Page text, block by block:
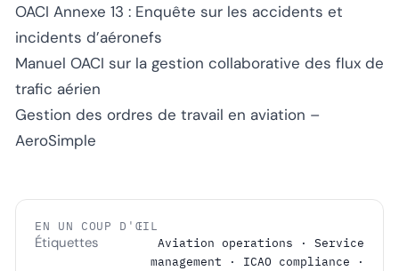
OACI Annexe 13 : Enquête sur les accidents et
incidents d’aéronefs
Manuel OACI sur la gestion collaborative des flux de
trafic aérien
Gestion des ordres de travail en aviation –
AeroSimple
EN UN COUP D'ŒIL
Étiquettes
Aviation operations · Service
management · ICAO compliance ·